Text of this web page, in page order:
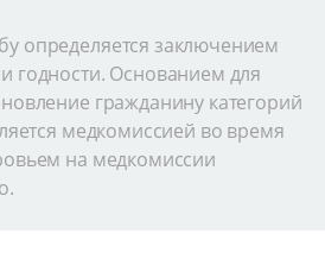
определяется заключением
годности. Основанием для
гражданину категорий
медкомиссией во время
на медкомиссии